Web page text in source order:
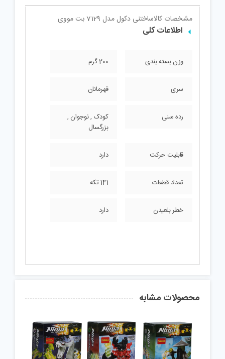
مشخصات کالاساختنی دکول مدل 7129 بت مووی
اطلاعات کلی
وزن بسته بندی 200 گرم
سری قهرمانان
رده سنی
کودک , نوجوان ,
بزرگسال
قابلیت حرکت دارد
تعداد قطعات 141 تکه
خطر بلعیدن دارد
محصولات مشابه